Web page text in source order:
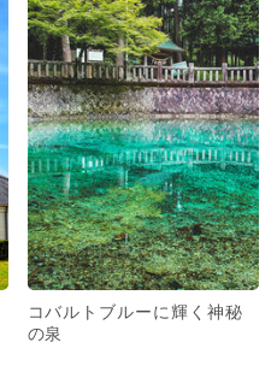
コバルトブルーに輝く神秘
の泉